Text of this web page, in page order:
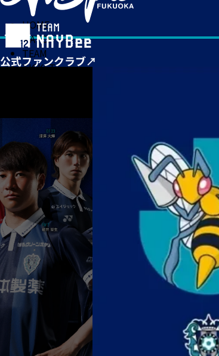
HOME
MATCH
TEAM
TICKET